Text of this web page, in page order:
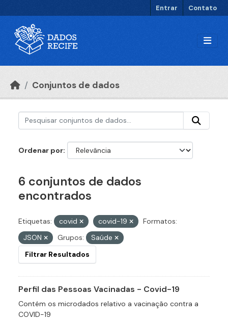
Entrar Contato
Conjuntos de dados
Ordenar por
6 conjuntos de dados
encontrados
Etiquetas: covid covid-19
Formatos:
JSON
Grupos:
Saúde
Filtrar Resultados
Perfil das Pessoas Vacinadas - Covid-19
Contém os microdados relativo a vacinação contra a
COVID-19